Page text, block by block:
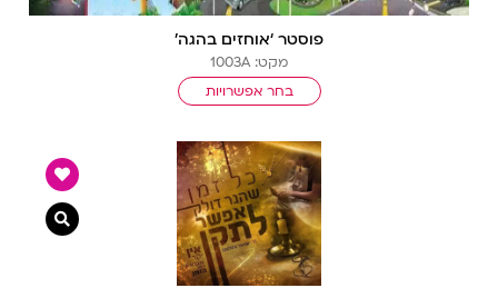
פוסטר ‘אוחזים בהגה’
מקט: 1003A
בחר אפשרויות
צפייה